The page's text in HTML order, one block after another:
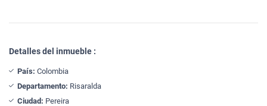
Detalles del inmueble :
País: Colombia
Departamento: Risaralda
Ciudad: Pereira